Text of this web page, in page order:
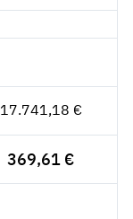
17.741,18 €
369,61 €